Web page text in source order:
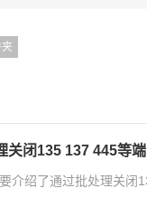
关闭135 137 445等
介绍了通过批处理关闭